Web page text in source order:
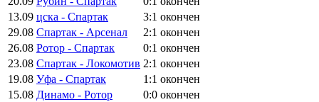
13.09 цска - Спартак 3:1 окончен
29.08 Спартак - Арсенал 2:1 окончен
26.08 Ротор - Спартак 0:1 окончен
23.08 Спартак - Локомотив 2:1 окончен
19.08 Уфа - Спартак 1:1 окончен
15.08 Динамо - Ротор 0:0 окончен